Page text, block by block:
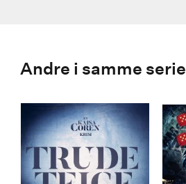
Andre i samme serie